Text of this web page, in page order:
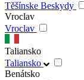
Těšínske Beskydy
Vroclav
Vroclav
Taliansko
Taliansko
Benátsko